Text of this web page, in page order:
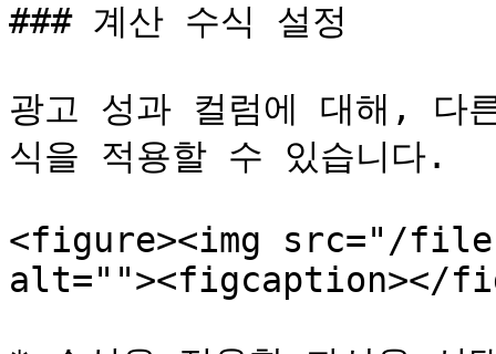
### 계산 수식 설정
광고 성과 컬럼에 대해, 다
식을 적용할 수 있습니다.
<figure><img src="/files/
alt=""><figcaption></